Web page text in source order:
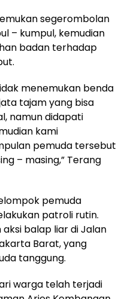
segerombolan
– kumpul, kemudian
badan terhadap
menemukan benda
tajam yang bisa
namun didapati
kami
pemuda tersebut
– masing,” Terang
pemuda
patroli rutin.
balap liar di Jalan
Barat, yang
tanggung.
warga telah terjadi